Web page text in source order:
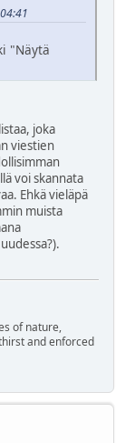
"Näytä
joka
viestien
voi skannata
Ehkä vieläpä
muista
of nature,
and enforced